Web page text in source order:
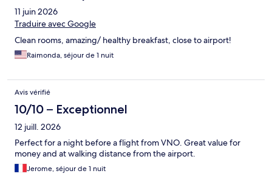
11 juin 2026
Traduire avec Google
Clean rooms, amazing/ healthy breakfast, close to airport!
Raimonda, séjour de 1 nuit
Avis vérifié
10/10 – Exceptionnel
12 juill. 2026
Perfect for a night before a flight from VNO. Great value for
money and at walking distance from the airport.
Jerome, séjour de 1 nuit